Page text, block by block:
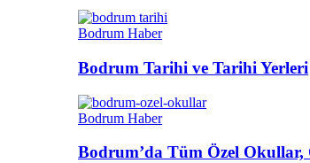
Bodrum Haber
Bodrum Tarihi ve Tarihi Yerleri
Bodrum Haber
Bodrum’da Tüm Özel Okullar,